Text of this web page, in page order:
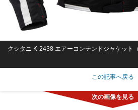
クシタニ K-2438 エアーコンテンドジャケット
この記事へ戻る